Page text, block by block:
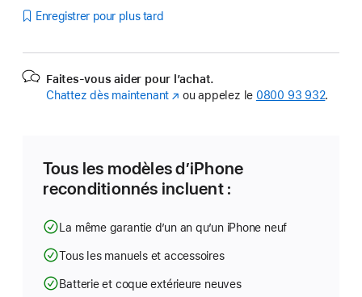
Enregistrer pour plus tard
Faites-vous aider pour l’achat.
Chattez dès maintenant (s’ouvre
fenêtre)
ou appelez le 0800 93 932.
Tous les modèles d’iPhone
reconditionnés incluent :
La même garantie d’un an qu’un iPhone neuf
Tous les manuels et accessoires
Batterie et coque extérieure neuves